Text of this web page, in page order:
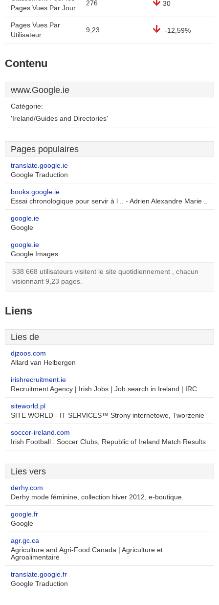
Pages Vues Par Jour
276 30
Pages Vues Par
Utilisateur
9,23 -12,59%
Contenu
www.Google.ie
Catégorie:
'Ireland/Guides and Directories'
Pages populaires
translate.google.ie
Google Traduction
books.google.ie
Essai chronologique pour servir à l .. - Adrien Alexandre Marie ..
google.ie
Google
google.ie
Google Images
538 668 utilisateurs visitent le site quotidiennement , chacun
visionnant 9,23 pages.
Liens
Lies de
djzoos.com
Allard van Helbergen
irishrecruitment.ie
Recruitment Agency | Irish Jobs | Job search in Ireland | IRC
siteworld.pl
SITE WORLD - IT SERVICES™ Strony internetowe, Tworzenie
soccer-ireland.com
Irish Football : Soccer Clubs, Republic of Ireland Match Results
Lies vers
derhy.com
Derhy mode féminine, collection hiver 2012, e-boutique.
google.fr
Google
agr.gc.ca
Agriculture and Agri-Food Canada | Agriculture et
Agroalimentaire
translate.google.fr
Google Traduction